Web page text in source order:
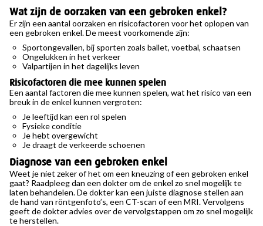
Wat zijn de oorzaken van een gebroken enkel?
Er zijn een aantal oorzaken en risicofactoren voor het oplopen van
een gebroken enkel. De meest voorkomende zijn:
Sportongevallen, bij sporten zoals ballet, voetbal, schaatsen
Ongelukken in het verkeer
Valpartijen in het dagelijks leven
Risicofactoren die mee kunnen spelen
Een aantal factoren die mee kunnen spelen, wat het risico van een
breuk in de enkel kunnen vergroten:
Je leeftijd kan een rol spelen
Fysieke conditie
Je hebt overgewicht
Je draagt de verkeerde schoenen
Diagnose van een gebroken enkel
Weet je niet zeker of het om een kneuzing of een gebroken enkel
gaat? Raadpleeg dan een dokter om de enkel zo snel mogelijk te
laten behandelen. De dokter kan een juiste diagnose stellen aan
de hand van röntgenfoto’s, een CT-scan of een MRI. Vervolgens
geeft de dokter advies over de vervolgstappen om zo snel mogelijk
te herstellen.